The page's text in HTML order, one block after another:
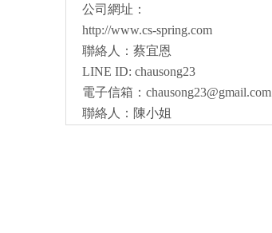
公司網址：
http://www.cs-spring.com
聯絡人：蔡宜恩
LINE ID: chausong23
電子信箱： chausong23@gmail.com
聯絡人：陳小姐